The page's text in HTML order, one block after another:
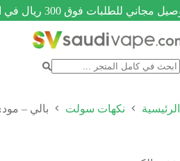
مجاني للطلبات فوق 300 ريال في الرياض
الرئيسية نكهات سولت بالي –